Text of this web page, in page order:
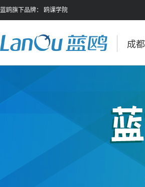
蓝鸥旗下品牌： 鸥课学院
成都